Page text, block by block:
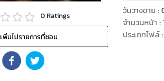
0 Ratings
เพิ่มไปรายการที่ชอบ
“ถ้าคุณอยา
สโรชาโกห
วันวางขาย :
จำนวนหน้า :
ประเภทไฟล์: